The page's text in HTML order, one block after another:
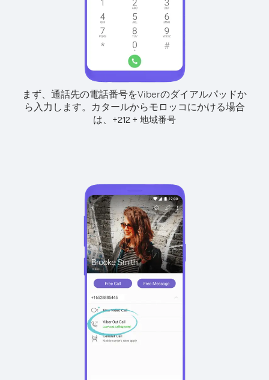
まず、通話先の電話番号をViberのダイアルパッドか
ら入力します。 カタールからモロッコにかける場合
は、 +212 + 地域番号